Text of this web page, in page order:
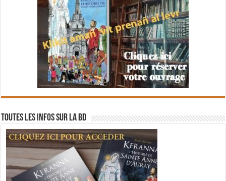
Toutes les infos sur la BD